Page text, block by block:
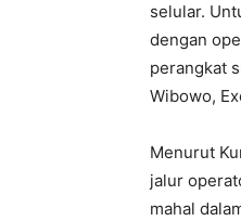
selular.
dengan
perangkat
Wibowo,
Menurut
jalur
mahal